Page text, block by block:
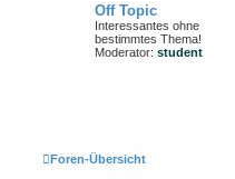
Off Topic
Interessantes ohne
bestimmtes Thema!
Moderator: student
Foren-Übersicht